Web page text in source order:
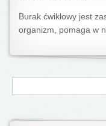
Burak ćwikłowy jest
organizm, pomaga w
Formularz
Szukaj